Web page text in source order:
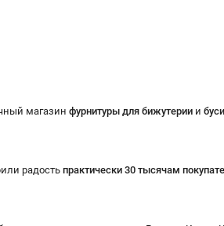
магазин фурнитуры для бижутерии и
радость практически 30 тысячам